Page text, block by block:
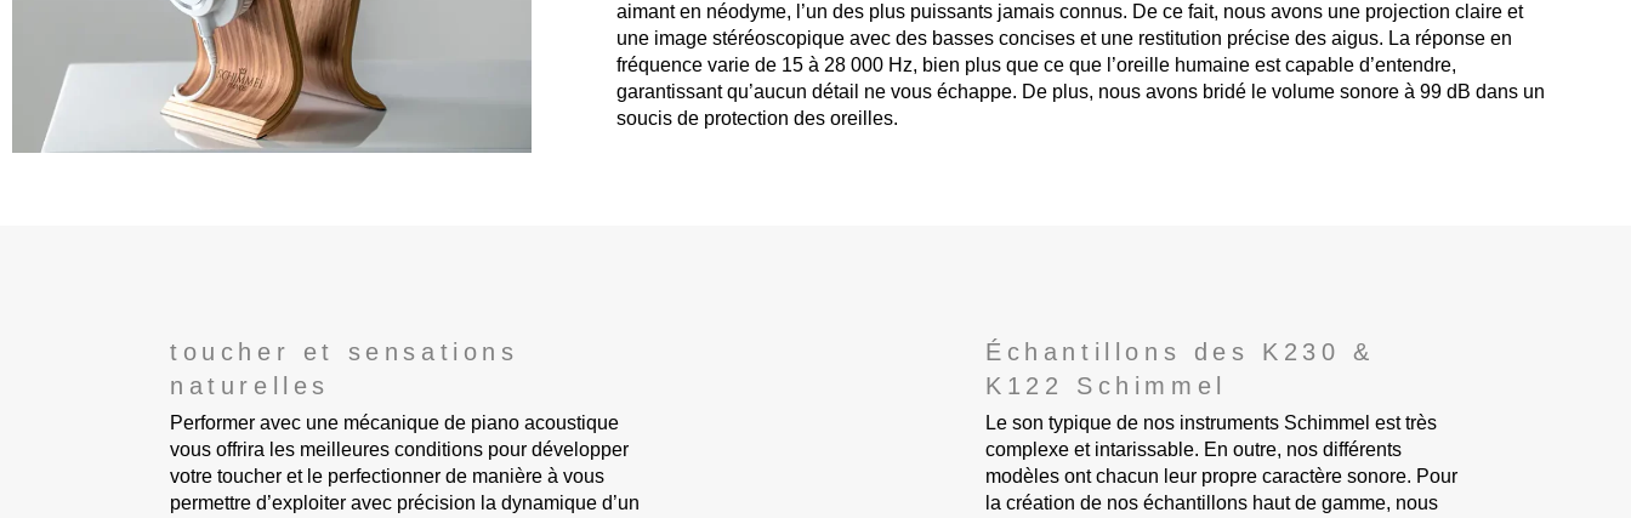
aimant en néodyme, l’un des plus puissants jamais connus. De ce fait, nous avons une projection claire et
une image stéréoscopique avec des basses concises et une restitution précise des aigus. La réponse en
fréquence varie de 15 à 28 000 Hz, bien plus que ce que l’oreille humaine est capable d’entendre,
garantissant qu’aucun détail ne vous échappe. De plus, nous avons bridé le volume sonore à 99 dB dans un
soucis de protection des oreilles.
toucher et sensations
naturelles
Performer avec une mécanique de piano acoustique
vous offrira les meilleures conditions pour développer
votre toucher et le perfectionner de manière à vous
permettre d’exploiter avec précision la dynamique d’un
Échantillons des K230 &
K122 Schimmel
Le son typique de nos instruments Schimmel est très
complexe et intarissable. En outre, nos différents
modèles ont chacun leur propre caractère sonore. Pour
la création de nos échantillons haut de gamme, nous